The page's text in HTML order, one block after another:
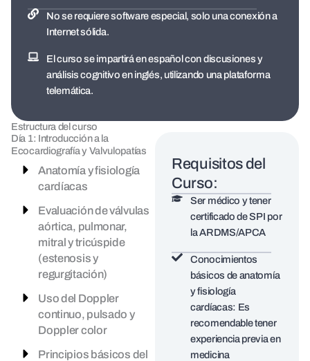
No se requiere software especial, solo una conexión a
Internet sólida.
El curso se impartirá en español con discusiones y
análisis cognitivo en inglés, utilizando una plataforma
telemática.
Estructura del curso
Día 1: Introducción a la
Ecocardiografía y Valvulopatías
Anatomía y fisiología
cardíacas
Evaluación de válvulas
aórtica, pulmonar,
mitral y tricúspide
(estenosis y
regurgitación)
Uso del Doppler
continuo, pulsado y
Doppler color
Principios básicos del
Requisitos del
Curso:
Ser médico y tener
certificado de SPI por
la ARDMS/APCA
Conocimientos
básicos de anatomía
y fisiología
cardíacas: Es
recomendable tener
experiencia previa en
medicina